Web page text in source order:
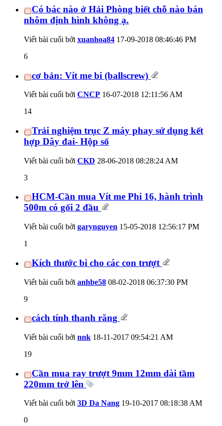
Có bác nào ở Hải Phòng biết chỗ nào bán
nhôm định hình không ạ.
Viết bài cuối bởi xuanhoa84 17-09-2018 08:46:46 PM
6
cơ bản: Vít me bi (ballscrew)
Viết bài cuối bởi CNCP 16-07-2018 12:11:56 AM
14
Trải nghiệm trục Z máy phay sử dụng kết
hợp Dây đai- Hộp số
Viết bài cuối bởi CKD 28-06-2018 08:28:24 AM
3
HCM-Cần mua Vít me Phi 16, hành trình
500m có gối 2 đầu
Viết bài cuối bởi garynguyen 15-05-2018 12:56:17 PM
1
Kích thước bi cho các con trượt
Viết bài cuối bởi anhbe58 08-02-2018 06:37:30 PM
9
cách tính thanh răng
Viết bài cuối bởi nnk 18-11-2017 09:54:21 AM
19
Cần mua ray trượt 9mm 12mm dài tầm
220mm trở lên
Viết bài cuối bởi 3D Da Nang 19-10-2017 08:18:38 AM
0